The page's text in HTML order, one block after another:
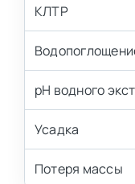
КЛТР
pH водного
Усадка
Потеря массы